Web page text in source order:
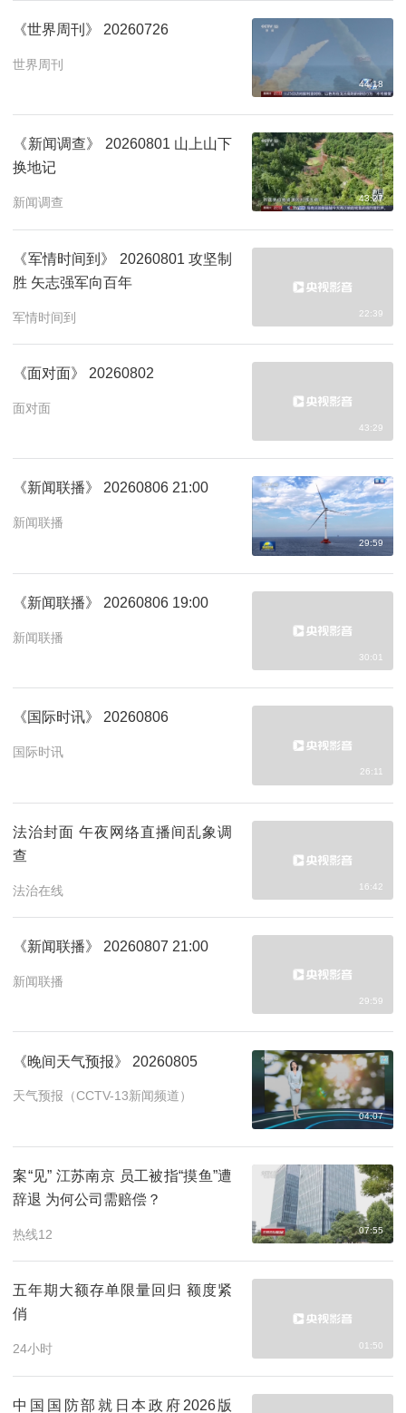
《世界周刊》 20260726
世界周刊
44:18
《新闻调查》 20260801 山上山下
换地记
新闻调查 43:27
《军情时间到》 20260801 攻坚制
胜 矢志强军向百年
军情时间到 22:39
《面对面》 20260802
面对面
43:29
《新闻联播》 20260806 21:00
新闻联播
29:59
《新闻联播》 20260806 19:00
新闻联播
30:01
《国际时讯》 20260806
国际时讯
26:11
法治封面 午夜网络直播间乱象调
查
法治在线 16:42
《新闻联播》 20260807 21:00
新闻联播
29:59
《晚间天气预报》 20260805
天气预报（CCTV-13新闻频道）
04:07
案“见” 江苏南京 员工被指“摸鱼”遭
辞退 为何公司需赔偿？
热线12 07:55
五年期大额存单限量回归 额度紧
俏
24小时 01:50
中国国防部就日本政府2026版